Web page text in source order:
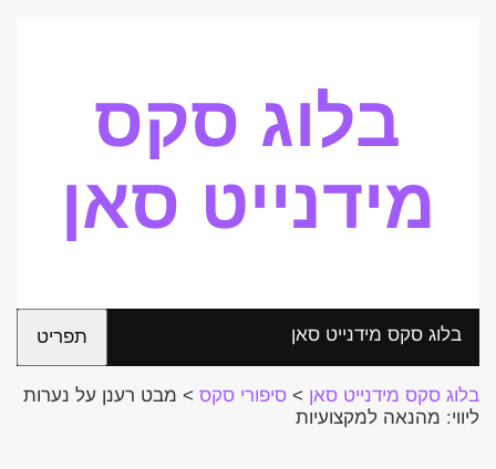
בלוג סקס
מידנייט סאן
בלוג סקס מידנייט סאן תפריט
בלוג סקס מידנייט סאן > סיפורי סקס > מבט רענן על נערות
ליווי: מהנאה למקצועיות